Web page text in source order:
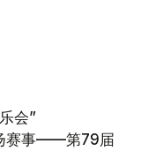
会”
赛事——第79届